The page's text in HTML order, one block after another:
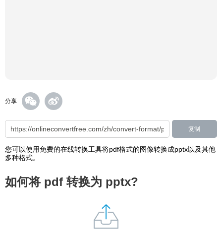
分享
复制
您可以使用免费的在线转换工具将pdf格式的图像转换成pptx以及其他
多种格式。
如何将 pdf 转换为 pptx?